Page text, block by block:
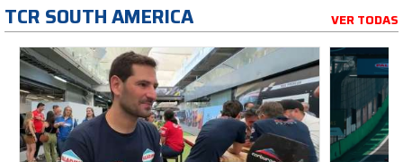
TCR SOUTH AMERICA VER TODAS